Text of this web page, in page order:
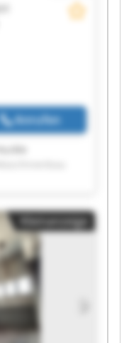
Anrufen
Huckle
Huckle
Huckle
Huckle
Huckle
Huckle
Kleinanzeige